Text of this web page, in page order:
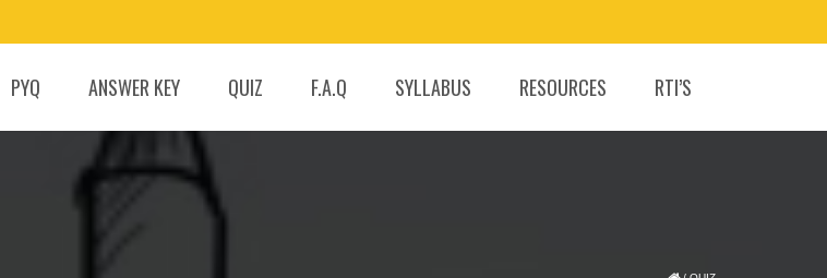
PYQ ANSWER KEY QUIZ F.A.Q SYLLABUS RESOURCES RTI’S